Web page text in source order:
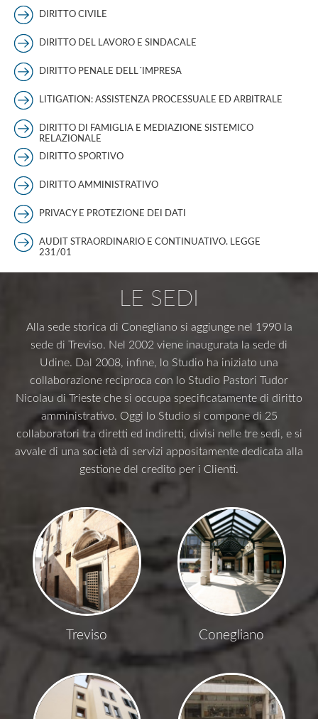
DIRITTO CIVILE
DIRITTO DEL LAVORO E SINDACALE
DIRITTO PENALE DELL´IMPRESA
LITIGATION: ASSISTENZA PROCESSUALE ED ARBITRALE
DIRITTO DI FAMIGLIA E MEDIAZIONE SISTEMICO
RELAZIONALE
DIRITTO SPORTIVO
DIRITTO AMMINISTRATIVO
PRIVACY E PROTEZIONE DEI DATI
AUDIT STRAORDINARIO E CONTINUATIVO. LEGGE
231/01
LE SEDI
Alla sede storica di Conegliano si aggiunge nel 1990 la
sede di Treviso. Nel 2002 viene inaugurata la sede di
Udine. Dal 2008, infine, lo Studio ha iniziato una
collaborazione reciproca con lo Studio Pastori Tudor
Nicolau di Trieste che si occupa specificatamente di diritto
amministrativo. Oggi lo Studio si compone di 25
collaboratori tra diretti ed indiretti, divisi nelle tre sedi, e si
avvale di una società di servizi appositamente dedicata alla
gestione del credito per i Clienti.
Treviso Conegliano